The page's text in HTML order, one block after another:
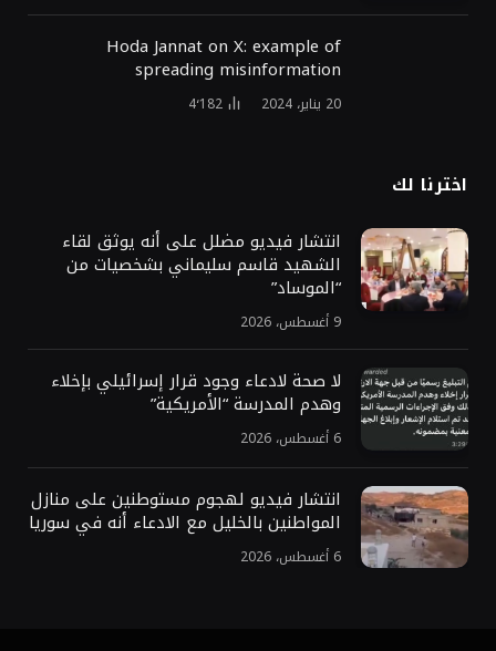
Hoda Jannat on X: example of
spreading misinformation
20 يناير، 2024 4٬182
اخترنا لك
انتشار فيديو مضلل على أنه يوثق لقاء
الشهيد قاسم سليماني بشخصيات من
“الموساد”
9 أغسطس، 2026
لا صحة لادعاء وجود قرار إسرائيلي بإخلاء
وهدم المدرسة “الأمريكية”
6 أغسطس، 2026
انتشار فيديو لهجوم مستوطنين على منازل
المواطنين بالخليل مع الادعاء أنه في سوريا
6 أغسطس، 2026